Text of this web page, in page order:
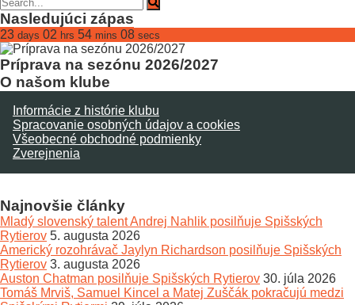
Nasledujúci zápas
23 days 02 hrs 54 mins 08 secs
Príprava na sezónu 2026/2027
O našom klube
Informácie z histórie klubu
Spracovanie osobných údajov a cookies
Všeobecné obchodné podmienky
Zverejnenia
Najnovšie články
Mladý slovenský talent Andrej Nahlik posilňuje Spišských
Rytierov 5. augusta 2026
Americký rozohrávač Jaylyn Richardson posilňuje Spišských
Rytierov 3. augusta 2026
Auston Chatman posilňuje Spišských Rytierov 30. júla 2026
Tomáš Mrviš, Samuel Kincel a Matej Zuščák pokračujú medzi